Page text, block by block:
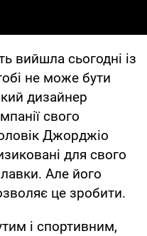
вийшла сьогодні із
не може бути
дизайнер
свого
Джорджіо
для свого
Але його
це зробити.
і спортивним,